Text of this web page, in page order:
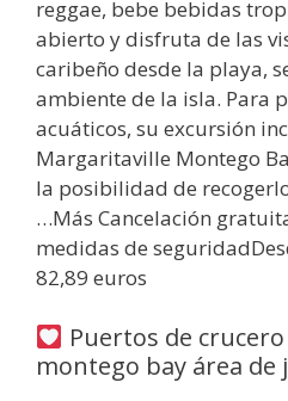
reggae, bebe bebidas
abierto y disfruta de las
caribeño desde la playa,
ambiente de la isla. Para
acuáticos, su excursión
Margaritaville Montego
la posibilidad de
…Más Cancelación
medidas de
82,89 euros
Puertos de
montego bay área de